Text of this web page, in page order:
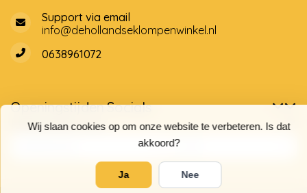
Wij slaan cookies op om onze website te verbeteren. Is dat
akkoord?
Ja Nee
Support via email
info@dehollandseklompenwinkel.nl
0638961072
OpeningstijdenSocials
Klantenservice